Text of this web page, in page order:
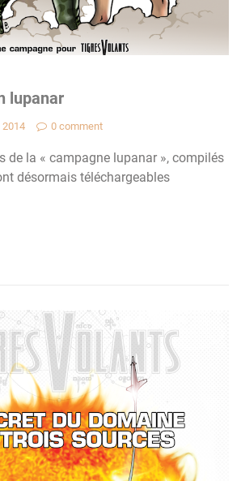
lupanar
2014 0 comment
de la « campagne lupanar », compilés
désormais téléchargeables